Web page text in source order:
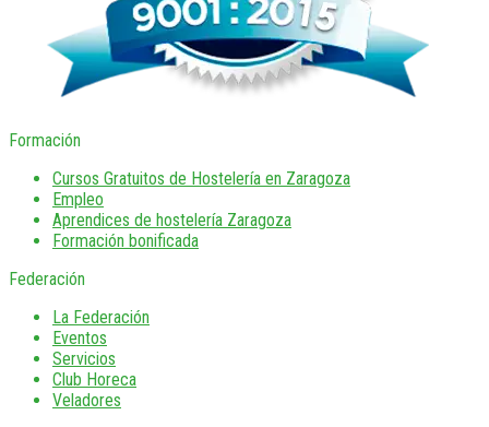
Formación
Cursos Gratuitos de Hostelería en Zaragoza
Empleo
Aprendices de hostelería Zaragoza
Formación bonificada
Federación
La Federación
Eventos
Servicios
Club Horeca
Veladores